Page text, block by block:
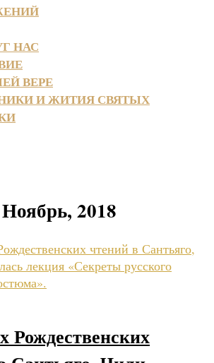
НАС
ВЕРЕ
И ЖИТИЯ СВЯТЫХ
2018
Рождественских